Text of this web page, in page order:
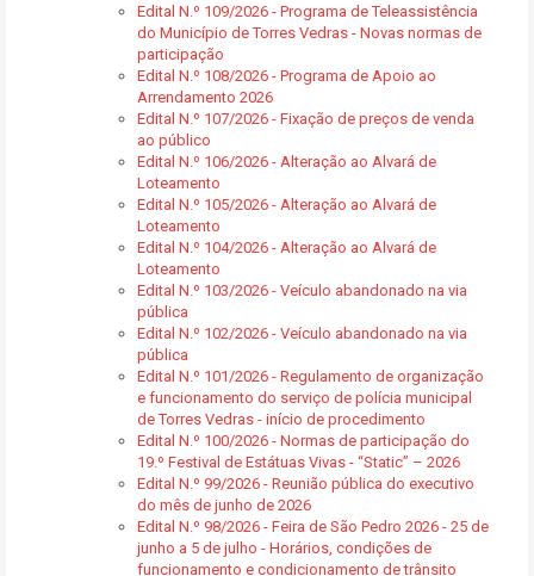
Edital N.º 109/2026 - Programa de Teleassistência
do Município de Torres Vedras - Novas normas de
participação
Edital N.º 108/2026 - Programa de Apoio ao
Arrendamento 2026
Edital N.º 107/2026 - Fixação de preços de venda
ao público
Edital N.º 106/2026 - Alteração ao Alvará de
Loteamento
Edital N.º 105/2026 - Alteração ao Alvará de
Loteamento
Edital N.º 104/2026 - Alteração ao Alvará de
Loteamento
Edital N.º 103/2026 - Veículo abandonado na via
pública
Edital N.º 102/2026 - Veículo abandonado na via
pública
Edital N.º 101/2026 - Regulamento de organização
e funcionamento do serviço de polícia municipal
de Torres Vedras - início de procedimento
Edital N.º 100/2026 - Normas de participação do
19.º Festival de Estátuas Vivas - “Static” – 2026
Edital N.º 99/2026 - Reunião pública do executivo
do mês de junho de 2026
Edital N.º 98/2026 - Feira de São Pedro 2026 - 25 de
junho a 5 de julho - Horários, condições de
funcionamento e condicionamento de trânsito